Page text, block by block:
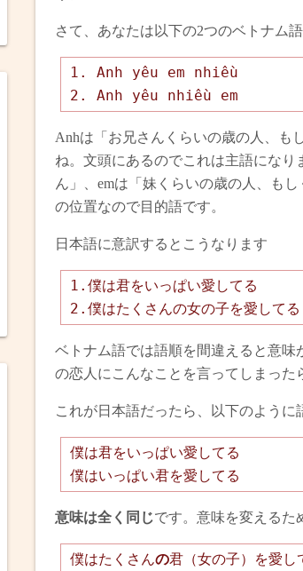
さて、あなたは以下の2つのベトナム
1. Anh yêu em nhiều
2. Anh yêu nhiều em
Anhは「お兄さんくらいの歳の人、も
ね。文頭にあるのでこれは主語になり
ん」、emは「妹くらいの歳の人、も
の位置なので目的語です。
日本語に意訳するとこうなります
1.僕は君をいっぱい愛してる
2.僕はたくさんの女の子を愛してる
ベトナム語では語順を間違えると意味
の恋人にこんなことを言ってしまった
これが日本語だったら、以下のように
僕は君をいっぱい愛してる
僕はいっぱい君を愛してる
意味は全く同じです。意味を変えるた
僕はたくさんの君（女の子）を愛し